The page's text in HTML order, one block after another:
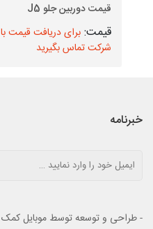
قیمت دوربین جلو J5
برای دریافت قیمت با
شرکت تماس بگیرید
خبرنامه
- طراحی و توسعه توسط موبایل کمک